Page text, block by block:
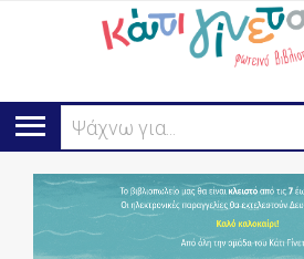
Ψάχνω για...